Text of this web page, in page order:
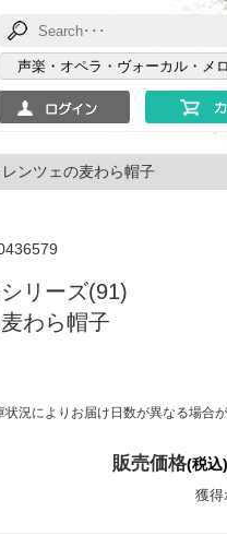
ンツェの麦わら帽子
リーズ(91)
わら帽子
況によりお届け日数が異なる場合が
販売価格(税込)
獲得